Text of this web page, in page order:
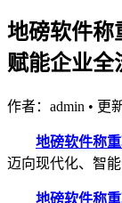
地磅软件称
赋能企业全
作者：admin • 更
地磅软件称
迈向现代化、智
地磅软件称